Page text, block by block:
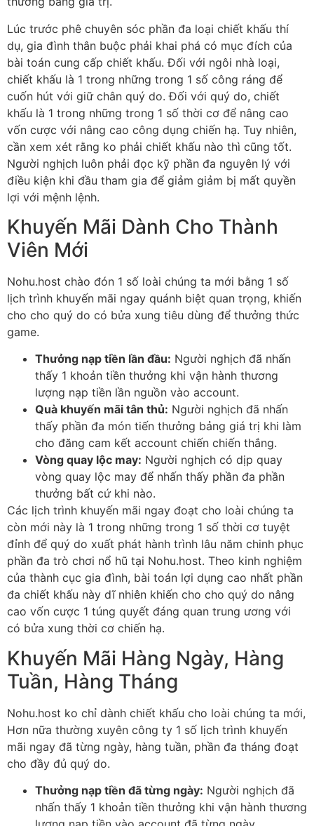
Lúc trước phê chuyên sóc phần đa loại chiết khấu thí
dụ, gia đình thân buộc phải khai phá có mục đích của
bài toán cung cấp chiết khấu. Đối với ngôi nhà loại,
chiết khấu là 1 trong những trong 1 số công ráng để
cuốn hút với giữ chân quý do. Đối với quý do, chiết
khấu là 1 trong những trong 1 số thời cơ để nâng cao
vốn cược với nâng cao công dụng chiến hạ. Tuy nhiên,
cần xem xét rằng ko phải chiết khấu nào thì cũng tốt.
Người nghịch luôn phải đọc kỹ phần đa nguyên lý với
điều kiện khi đầu tham gia để giảm giảm bị mất quyền
lợi với mệnh lệnh.
Khuyến Mãi Dành Cho Thành
Viên Mới
Nohu.host chào đón 1 số loài chúng ta mới bằng 1 số
lịch trình khuyến mãi ngay quánh biệt quan trọng, khiến
cho cho quý do có bửa xung tiêu dùng để thưởng thức
game.
Thưởng nạp tiền lần đầu: Người nghịch đã nhấn
thấy 1 khoản tiền thưởng khi vận hành thương
lượng nạp tiền lần nguồn vào account.
Quà khuyến mãi tân thủ: Người nghịch đã nhấn
thấy phần đa món tiến thưởng bảng giá trị khi làm
cho đăng cam kết account chiến chiến thắng.
Vòng quay lộc may: Người nghịch có dịp quay
vòng quay lộc may để nhấn thấy phần đa phần
thưởng bất cứ khi nào.
Các lịch trình khuyến mãi ngay đoạt cho loài chúng ta
còn mới này là 1 trong những trong 1 số thời cơ tuyệt
đỉnh để quý do xuất phát hành trình lâu năm chinh phục
phần đa trò chơi nổ hũ tại Nohu.host. Theo kinh nghiệm
của thành cục gia đình, bài toán lợi dụng cao nhất phần
đa chiết khấu này dĩ nhiên khiến cho cho quý do nâng
cao vốn cược 1 túng quyết đáng quan trung ương với
có bửa xung thời cơ chiến hạ.
Khuyến Mãi Hàng Ngày, Hàng
Tuần, Hàng Tháng
Nohu.host ko chỉ dành chiết khấu cho loài chúng ta mới,
Hơn nữa thường xuyên công ty 1 số lịch trình khuyến
mãi ngay đã từng ngày, hàng tuần, phần đa tháng đoạt
cho đầy đủ quý do.
Thưởng nạp tiền đã từng ngày: Người nghịch đã
nhấn thấy 1 khoản tiền thưởng khi vận hành thương